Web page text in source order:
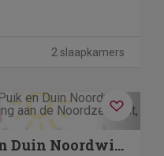
2 slaapkamers
Next
Boerderij Puik en Duin Noordwijk